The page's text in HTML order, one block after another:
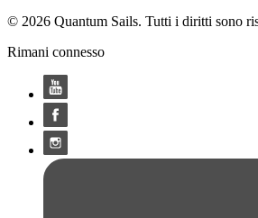
© 2026 Quantum Sails. Tutti i diritti sono
Rimani connesso